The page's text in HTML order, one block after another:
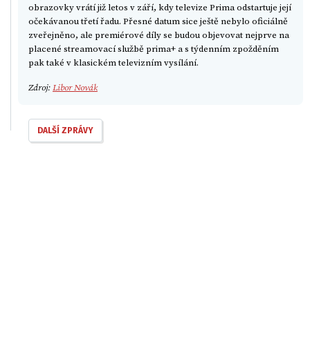
obrazovky vrátí již letos v září, kdy televize Prima odstartuje její
očekávanou třetí řadu. Přesné datum sice ještě nebylo oficiálně
zveřejněno, ale premiérové díly se budou objevovat nejprve na
placené streamovací službě prima+ a s týdenním zpožděním
pak také v klasickém televizním vysílání.
Zdroj:Libor Novák
DALŠÍ ZPRÁVY